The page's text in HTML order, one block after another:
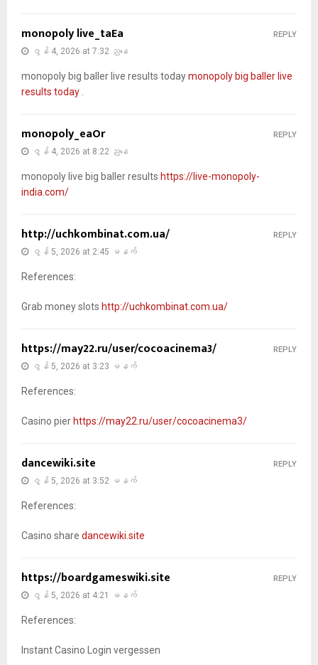
monopoly live_taEa
ဇွန် 4, 2026 at 7:32 ညနေ
monopoly big baller live results todaymonopoly big baller live
results today
REPLY
monopoly_eaOr
ဇွန် 4, 2026 at 8:22 ညနေ
monopoly live big baller results https://live-monopoly-
india.com/
REPLY
http://uchkombinat.com.ua/
ဇွန် 5, 2026 at 2:45 မနက်
References:
Grab money slots http://uchkombinat.com.ua/
REPLY
https://may22.ru/user/cocoacinema3/
ဇွန် 5, 2026 at 3:23 မနက်
References:
Casino pier https://may22.ru/user/cocoacinema3/
REPLY
dancewiki.site
ဇွန် 5, 2026 at 3:52 မနက်
References:
Casino share dancewiki.site
REPLY
https://boardgameswiki.site
ဇွန် 5, 2026 at 4:21 မနက်
References:
Instant Casino Login vergessen
REPLY